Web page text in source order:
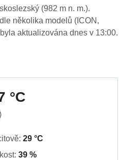
(982 m n. m.).
několika modelů (ICON,
aktualizována dnes v 13:00.
°C
29 °C
39 %